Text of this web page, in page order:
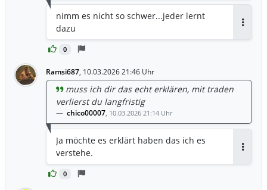
0
nimm es nicht so schwer...jeder lernt
dazu
Ramsi687, 10.03.2026 21:46 Uhr
0
muss ich dir das echt erklären, mit traden
verlierst du langfristig
chico00007, 10.03.2026 21:14 Uhr
Ja möchte es erklärt haben das ich es
verstehe.